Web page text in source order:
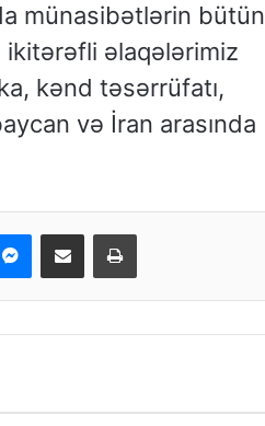
münasibətlərin bütün
ikitərəfli əlaqələrimiz
kənd təsərrüfatı,
və İran arasında